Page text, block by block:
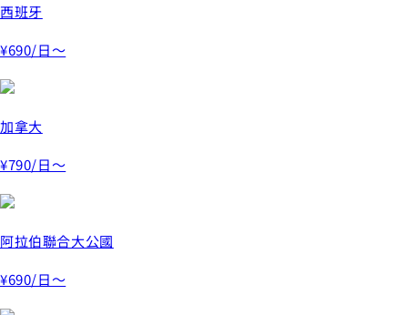
西班牙
¥690/日～
加拿大
¥790/日～
阿拉伯聯合大公國
¥690/日～